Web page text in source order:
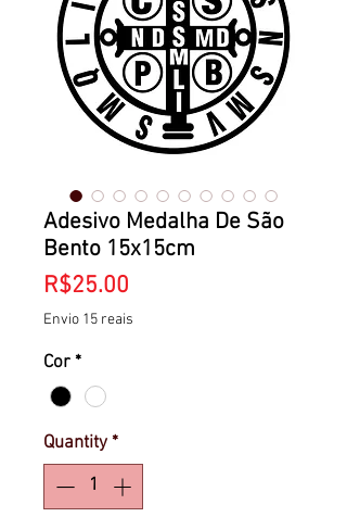
Adesivo Medalha De São
Bento 15x15cm
R$25.00
Envio 15 reais
Cor *
Quantity *